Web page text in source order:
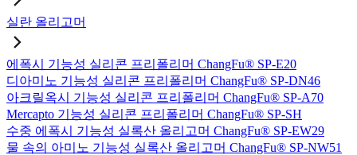
실란 올리고머
에폭시 기능성 실리콘 프리폴리머 ChangFu® SP-E20
디아미노 기능성 실리콘 프리폴리머 ChangFu® SP-DN46
아크릴옥시 기능성 실리콘 프리폴리머 ChangFu® SP-A70
Mercapto 기능성 실리콘 프리폴리머 ChangFu® SP-SH
수중 에폭시 기능성 실록산 올리고머 ChangFu® SP-EW29
물 속의 아미노 기능성 실록산 올리고머 ChangFu® SP-NW51